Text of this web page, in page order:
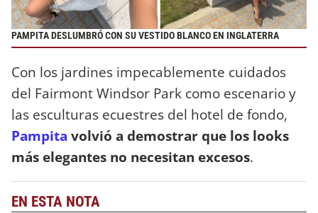
PAMPITA DESLUMBRÓ CON SU VESTIDO BLANCO EN INGLATERRA
Con los jardines impecablemente cuidados
del Fairmont Windsor Park como escenario y
las esculturas ecuestres del hotel de fondo,
Pampita volvió a demostrar que los looks
más elegantes no necesitan excesos.
EN ESTA NOTA